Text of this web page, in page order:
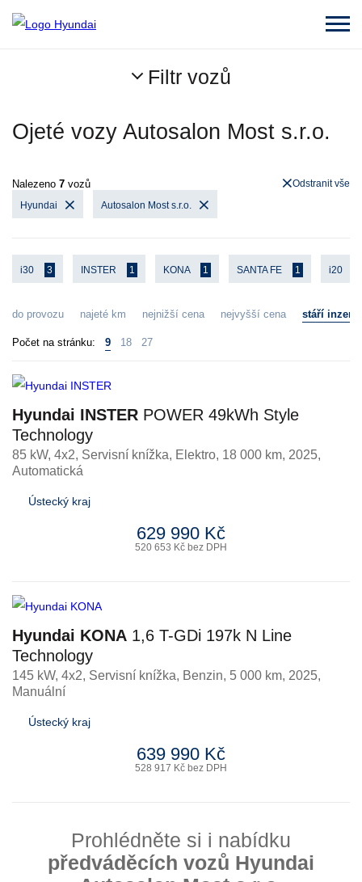
Filtr vozů
Ojeté vozy Autosalon Most s.r.o.
Nalezeno 7 vozů
Hyundai Autosalon Most s.r.o.
Odstranit vše
i30 3 INSTER 1 KONA 1 SANTA FE 1 i20
do provozu najeté km nejnižší cena nejvyšší cena stáří
Počet na stránku: 9 18 27
Hyundai INSTER POWER 49kWh Style
Technology
85 kW, 4x2, Servisní knížka, Elektro, 18 000 km, 2025,
Automatická
Ústecký kraj
629 990 Kč
520 653 Kč bez DPH
Hyundai KONA 1,6 T-GDi 197k N Line
Technology
145 kW, 4x2, Servisní knížka, Benzin, 5 000 km, 2025,
Manuální
Ústecký kraj
639 990 Kč
528 917 Kč bez DPH
Prohlédněte si i nabídku
předváděcích vozů Hyundai